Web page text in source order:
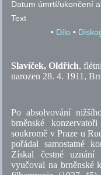
Datum úmrtí/ukončení
Text
• Dílo •
Slavíček, Oldřich,
narozen 28. 4. 1911,
Po absolvování
brněnské
soukromě v Praze u
pořádal samostatné
Získal čestné
vyučoval na brněnské